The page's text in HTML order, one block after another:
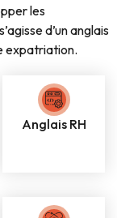
les
d’un anglais
expatriation.
Anglais RH